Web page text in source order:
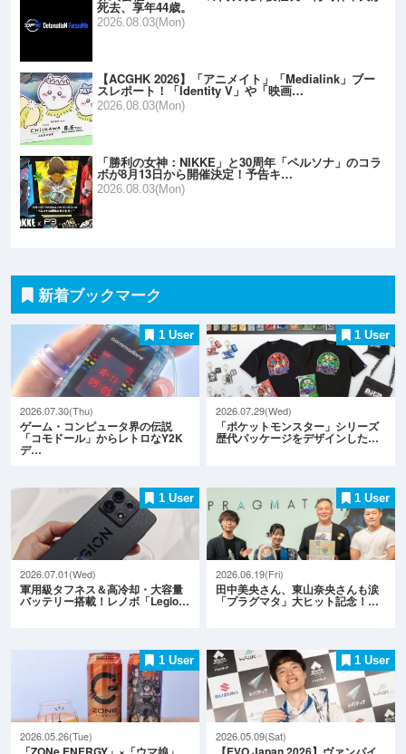
死去、享年44歳。
2026.08.03(Mon)
【ACGHK 2026】「アニメイト」「Medialink」ブー
スレポート！「Identity V」や「映画…
2026.08.03(Mon)
「勝利の女神：NIKKE」と30周年「ペルソナ」のコラ
ボが8月13日から開催決定！予告キ…
2026.08.03(Mon)
新着ブックマーク
1 User
2026.07.30(Thu)
ゲーム・コンピュータ界の伝説
「コモドール」からレトロなY2K
デ…
1 User
2026.07.29(Wed)
「ポケットモンスター」シリーズ
歴代パッケージをデザインした…
1 User
2026.07.01(Wed)
軍用級タフネス＆高冷却・大容量
バッテリー搭載！レノボ「Legio…
1 User
2026.06.19(Fri)
田中美央さん、東山奈央さんも涙
「プラグマタ」大ヒット記念！…
1 User
2026.05.26(Tue)
1 User
2026.05.09(Sat)